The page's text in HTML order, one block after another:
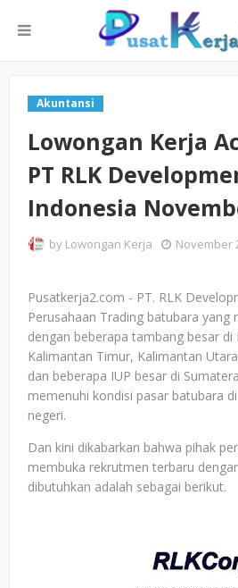
Akuntansi
Lowongan Kerja
PT RLK
Indonesia
by Lowongan Kerja November
Pusatkerja2.com - PT. RLK
Perusahaan Trading batubara yang
dengan beberapa tambang besar di
Kalimantan Timur, Kalimantan
dan beberapa IUP besar di
memenuhi kondisi pasar batubara
negeri.
Dan kini dikabarkan bahwa pihak
membuka rekrutmen terbaru
dibutuhkan adalah sebagai berikut.